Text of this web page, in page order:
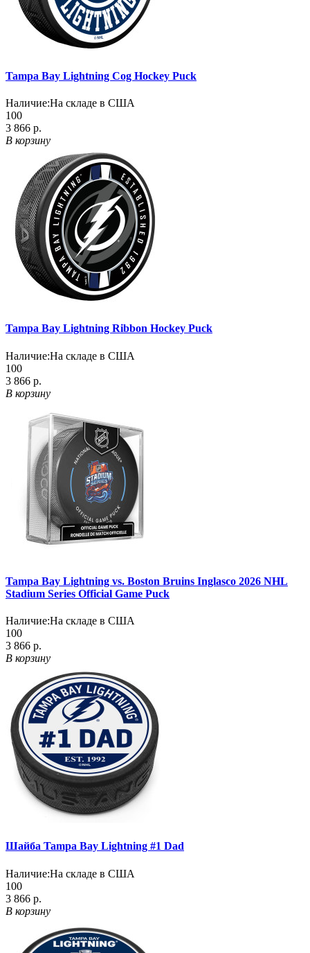
Tampa Bay Lightning Cog Hockey Puck
Наличие:На складе в США
100
3 866 р.
В корзину
Tampa Bay Lightning Ribbon Hockey Puck
Наличие:На складе в США
100
3 866 р.
В корзину
Tampa Bay Lightning vs. Boston Bruins Inglasco 2026 NHL
Stadium Series Official Game Puck
Наличие:На складе в США
100
3 866 р.
В корзину
Шайба Tampa Bay Lightning #1 Dad
Наличие:На складе в США
100
3 866 р.
В корзину